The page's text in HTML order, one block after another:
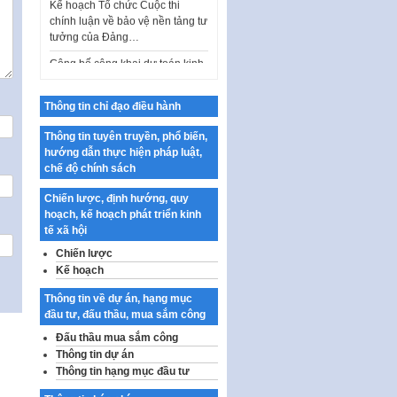
chính luận về bảo vệ nền tảng tư
tưởng của Đảng…
Công bố công khai dự toán kinh
phí xây dựng pháp luật, hoàn
Quy định về nghiên cứu, ứng
dụng khoa học, công nghệ, đổi
mới sáng tạo và chuyển…
Quy định chi tiết và hướng dẫn
lịch tư…
Sửa đổi, bổ sung một số nội
dung tại Nghị quyết số 30/NQ-
CP ngày 24 tháng 02…
động của Chính phủ thực hiện
Nghị quyết số 02-NQ/TW ngày
17…
THÔNG BÁO Tuyển dụng lao
động hợp đồng theo Nghị định
số 111/2022/NĐ-CP ngày
Thông tin chỉ đạo điều hành
Thông tin tuyên truyền, phổ biến,
hướng dẫn thực hiện pháp luật,
chế độ chính sách
Chiến lược, định hướng, quy
hoạch, kế hoạch phát triển kinh
tế xã hội
Chiến lược
Kế hoạch
Thông tin về dự án, hạng mục
đầu tư, đấu thầu, mua sắm công
Đấu thầu mua sắm công
Thông tin dự án
Thông tin hạng mục đầu tư